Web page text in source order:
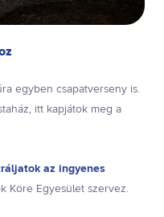
egyben csapatverseny is.
itt kapjátok meg a
az ingyenes
Köre Egyesület szervez.